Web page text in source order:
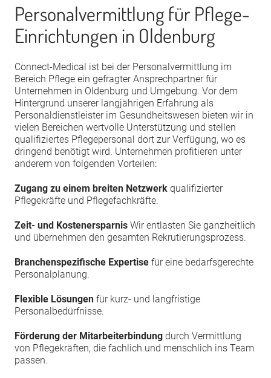
Personalvermittlung für Pflege-
Einrichtungen in Oldenburg
Connect-Medical ist bei der Personalvermittlung im
Bereich Pflege ein gefragter Ansprechpartner für
Unternehmen in Oldenburg und Umgebung. Vor dem
Hintergrund unserer langjährigen Erfahrung als
Personaldienstleister im Gesundheitswesen bieten wir in
vielen Bereichen wertvolle Unterstützung und stellen
qualifiziertes Pflegepersonal dort zur Verfügung, wo es
dringend benötigt wird. Unternehmen profitieren unter
anderem von folgenden Vorteilen:
Zugang zu einem breiten Netzwerk qualifizierter
Pflegekräfte und Pflegefachkräfte.
Zeit- und Kostenersparnis Wir entlasten Sie ganzheitlich
und übernehmen den gesamten Rekrutierungsprozess.
Branchenspezifische Expertise für eine bedarfsgerechte
Personalplanung.
Flexible Lösungen für kurz- und langfristige
Personalbedürfnisse.
Förderung der Mitarbeiterbindung durch Vermittlung
von Pflegekräften, die fachlich und menschlich ins Team
passen.